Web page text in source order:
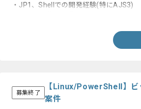
・JP1、Shellでの開発経験(特にAJS3)
募集終了
【Linux/PowerShell】ビ
案件